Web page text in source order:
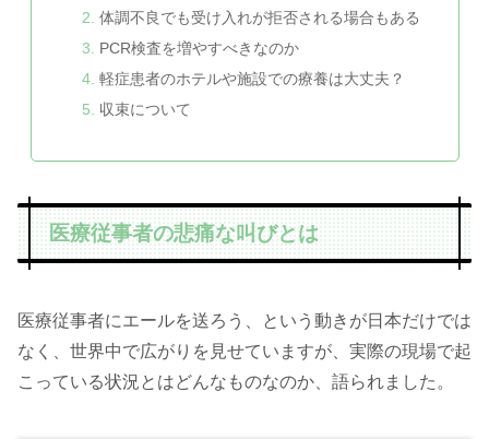
体調不良でも受け入れが拒否される場合もある
PCR検査を増やすべきなのか
軽症患者のホテルや施設での療養は大丈夫？
収束について
医療従事者の悲痛な叫びとは
医療従事者にエールを送ろう、という動きが日本だけでは
なく、世界中で広がりを見せていますが、実際の現場で起
こっている状況とはどんなものなのか、語られました。